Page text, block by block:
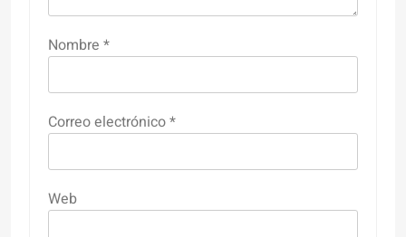
Nombre *
Correo electrónico*
Web